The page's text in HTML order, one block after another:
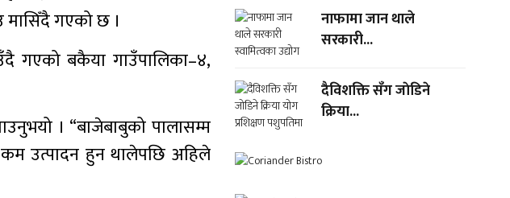
मासिँदै गएको छ ।
गएको बकैया गाउँपालिका–४,
। “बाजेबाबुको पालासम्म
कम उत्पादन हुन थालेपछि अहिले
नाफामा जान थाले
सरकारी...
दैविशक्ति सँग जाेडिने
क्रिया...